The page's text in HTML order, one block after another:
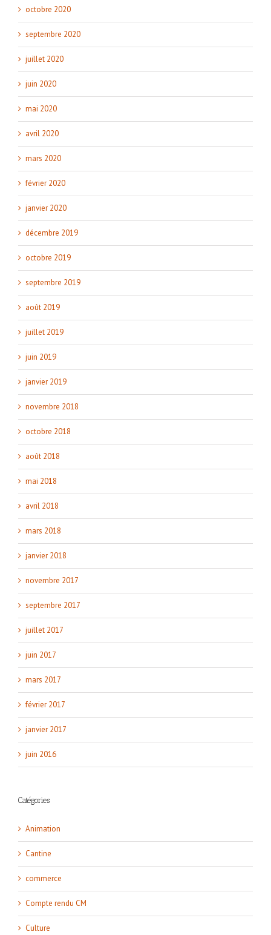
octobre 2020
septembre 2020
juillet 2020
juin 2020
mai 2020
avril 2020
mars 2020
février 2020
janvier 2020
décembre 2019
octobre 2019
septembre 2019
août 2019
juillet 2019
juin 2019
janvier 2019
novembre 2018
octobre 2018
août 2018
mai 2018
avril 2018
mars 2018
janvier 2018
novembre 2017
septembre 2017
juillet 2017
juin 2017
mars 2017
février 2017
janvier 2017
juin 2016
Catégories
Animation
Cantine
commerce
Compte rendu CM
Culture